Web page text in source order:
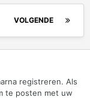
VOLGENDE
registreren. Als
te posten met uw